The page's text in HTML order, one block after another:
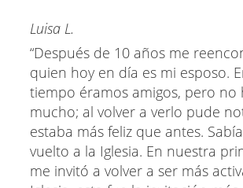
Luisa L.
“Después de 10 años me
quien hoy en día es mi esposo.
tiempo éramos amigos, pero no
mucho; al volver a verlo pude
estaba más feliz que antes.
vuelto a la Iglesia. En nuestra
me invitó a volver a ser más